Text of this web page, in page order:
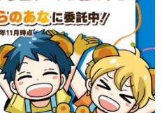
各種ダウンロード